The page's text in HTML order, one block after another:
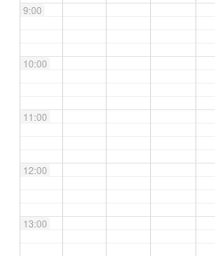
9:00
10:00
11:00
12:00
13:00